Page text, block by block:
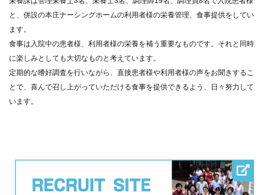
と、併設の本庄ナーシングホームの利用者様の栄養管理、食事提供をしてい
ます。
食事は入院中の患者様、利用者様の栄養を補う重要なものです。それと同時
に楽しみとしても大切なものと考えています。
定期的な嗜好調査を行いながら、直接患者様や利用者様の声をお聞きするこ
とで、喜んで召し上がっていただける食事を提供できるよう、日々努力して
います。